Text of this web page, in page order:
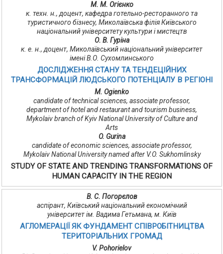
М. М. Огієнко
к. техн. н., доцент, кафедра готельно-ресторанного та
туристичного бізнесу, Миколаївська філія Київського
національний університету культури і мистецтв
О. В. Гуріна
к. е. н., доцент, Миколаївський національний університет
імені В.О. Сухомлинського
ДОСЛІДЖЕННЯ СТАНУ ТА ТЕНДЕЦІЙНИХ
ТРАНСФОРМАЦІЙ ЛЮДСЬКОГО ПОТЕНЦІАЛУ В РЕГІОНІ
M. Ogienko
candidate of technical sciences, associate professor,
department of hotel and restaurant and tourism business,
Mykolaiv branch of Kyiv National University of Culture and
Arts
O. Gurina
candidate of economic sciences, associate professor,
Mykolaiv National University named after V.O. Sukhomlinsky
STUDY OF STATE AND TRENDING TRANSFORMATIONS OF
HUMAN CAPACITY IN THE REGION
В. С. Погорєлов
аспірант, Київський національний економічний
університет ім. Вадима Гетьмана, м. Київ
АГЛОМЕРАЦІЇ ЯК ФУНДАМЕНТ СПІВРОБІТНИЦТВА
ТЕРИТОРІАЛЬНИХ ГРОМАД
V. Pohorielov